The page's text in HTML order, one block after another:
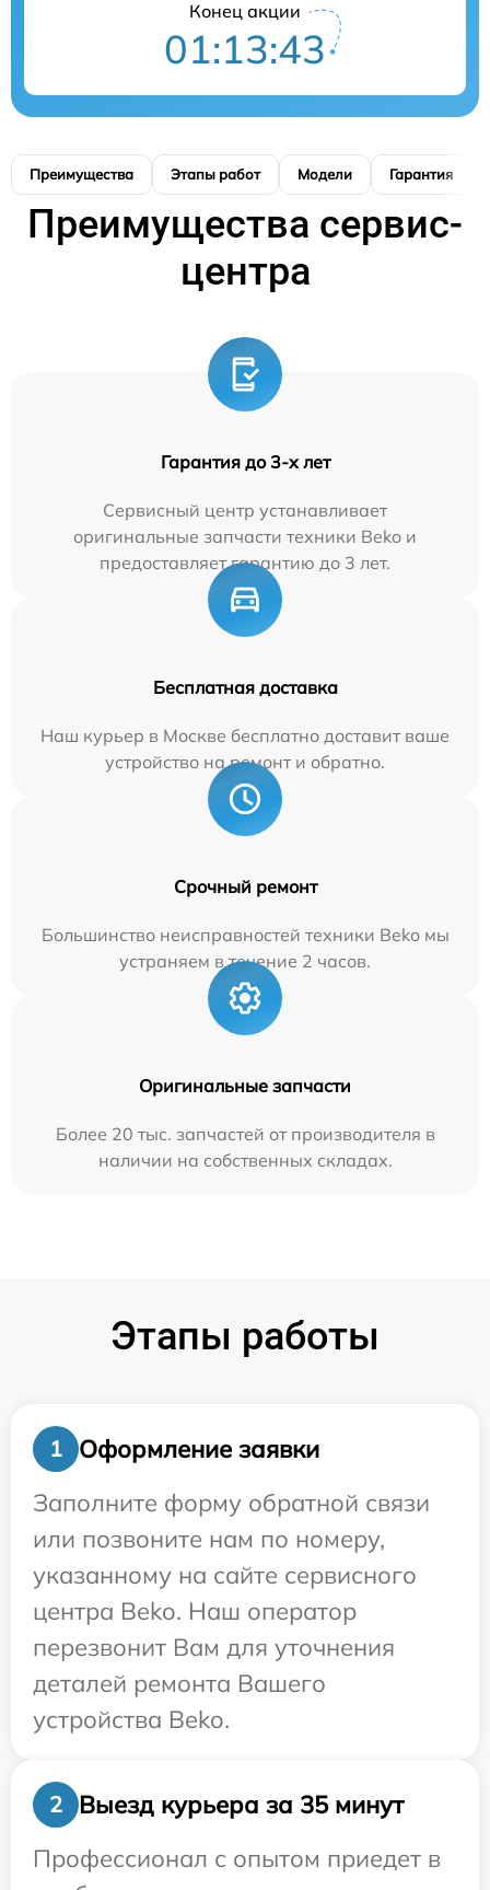
Конец акции
01:13:42
Преимущества Этапы работ Модели Гарантия
Преимущества сервис-
центра
Гарантия до 3-х лет
Сервисный центр устанавливает
оригинальные запчасти техники Beko и
предоставляет гарантию до 3 лет.
Бесплатная доставка
Наш курьер в Москве бесплатно доставит ваше
устройство на ремонт и обратно.
Срочный ремонт
Большинство неисправностей техники Beko мы
устраняем в течение 2 часов.
Оригинальные запчасти
Более 20 тыс. запчастей от производителя в
наличии на собственных складах.
Этапы работы
1
Оформление заявки
Заполните форму обратной связи
или позвоните нам по номеру,
указанному на сайте сервисного
центра Beko. Наш оператор
перезвонит Вам для уточнения
деталей ремонта Вашего
устройства Beko.
2
Выезд курьера за 35 минут
Профессионал с опытом приедет в